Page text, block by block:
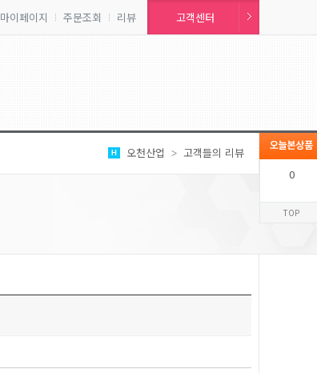
마이페이지 주문조회 리뷰 고객센터
오천산업 > 고객들의 리뷰
0
TOP